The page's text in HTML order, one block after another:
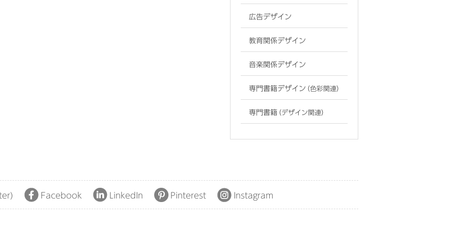
広告デザイン
教育関係デザイン
音楽関係デザイン
専門書籍デザイン（色彩関連）
専門書籍（デザイン関連）
Facebook LinkedIn Pinterest Instagram